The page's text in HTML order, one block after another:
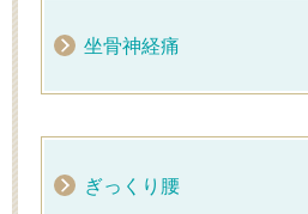
坐骨神経痛
ぎっくり腰